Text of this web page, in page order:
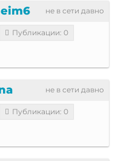
не в сети давно
Публикации: 0
не в сети давно
Публикации: 0